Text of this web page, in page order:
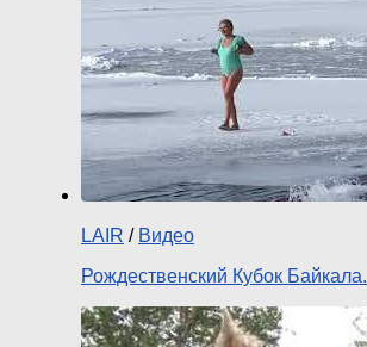
LAIR / Видео
Рождественский Кубок Байкала.